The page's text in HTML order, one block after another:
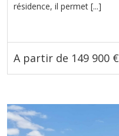
résidence, il permet [...]
A partir de 149 900 €